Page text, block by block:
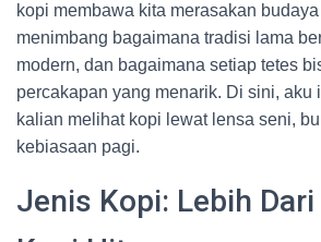
kopi membawa kita merasakan
menimbang bagaimana tradisi lama
modern, dan bagaimana setiap tetes
percakapan yang menarik. Di sini, aku
kalian melihat kopi lewat lensa seni,
kebiasaan pagi.
Jenis Kopi: Lebih